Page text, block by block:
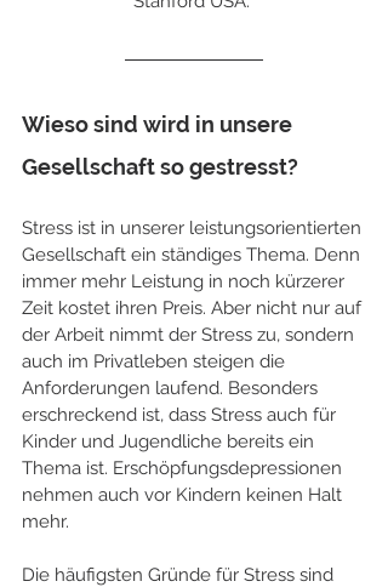
Wieso sind wird in unsere
Gesellschaft so gestresst?
Stress ist in unserer leistungsorientierten
Gesellschaft ein ständiges Thema. Denn
immer mehr Leistung in noch kürzerer
Zeit kostet ihren Preis. Aber nicht nur auf
der Arbeit nimmt der Stress zu, sondern
auch im Privatleben steigen die
Anforderungen laufend. Besonders
erschreckend ist, dass Stress auch für
Kinder und Jugendliche bereits ein
Thema ist. Erschöpfungsdepressionen
nehmen auch vor Kindern keinen Halt
mehr.
Die häufigsten Gründe für Stress sind